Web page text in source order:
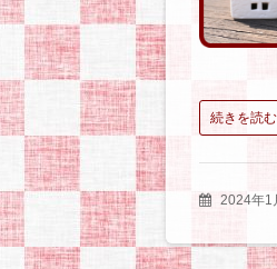
続きを読む
2024年1